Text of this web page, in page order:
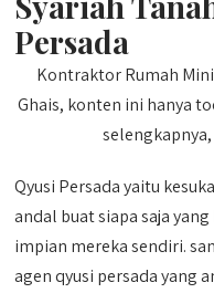
Persada
Kontraktor Rumah
Ghais, konten ini hanya
Qyusi Persada yaitu
andal buat siapa saja
impian mereka sendiri.
agen qyusi persada yang